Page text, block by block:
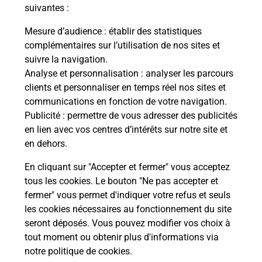
suivantes :
Mesure d’audience : établir des statistiques
complémentaires sur l’utilisation de nos sites et
suivre la navigation.
Analyse et personnalisation : analyser les parcours
clients et personnaliser en temps réel nos sites et
communications en fonction de votre navigation.
Publicité : permettre de vous adresser des publicités
en lien avec vos centres d’intérêts sur notre site et
en dehors.
En cliquant sur "Accepter et fermer" vous acceptez
tous les cookies. Le bouton "Ne pas accepter et
fermer" vous permet d'indiquer votre refus et seuls
les cookies nécessaires au fonctionnement du site
seront déposés. Vous pouvez modifier vos choix à
tout moment ou obtenir plus d'informations via
notre politique de cookies.
Sarthe ST AIGNAN